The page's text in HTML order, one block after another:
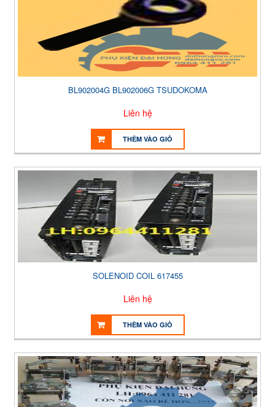
BL902004G BL902006G TSUDOKOMA
Liên hệ
THÊM VÀO GIỎ
SOLENOID COIL 617455
Liên hệ
THÊM VÀO GIỎ